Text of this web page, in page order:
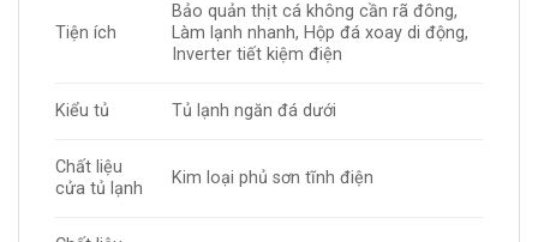
Tiện ích
Bảo quản thịt cá không cần rã đông,
Làm lạnh nhanh, Hộp đá xoay di động,
Inverter tiết kiệm điện
Kiểu tủ Tủ lạnh ngăn đá dưới
Chất liệu
cửa tủ lạnh
Kim loại phủ sơn tĩnh điện